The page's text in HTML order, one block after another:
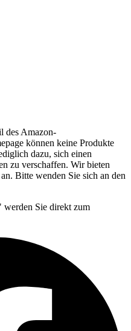
des Amazon-
können keine Produkte
dazu, sich einen
zu verschaffen. Wir bieten
Bitte wenden Sie sich an den
Sie direkt zum